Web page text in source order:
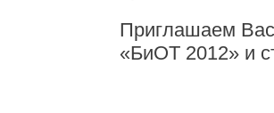
Приглашаем
«БиОТ 2012» и